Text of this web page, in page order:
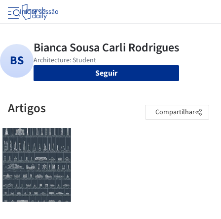
Iniciar sessão
Seguir
Artigos Compartilhar